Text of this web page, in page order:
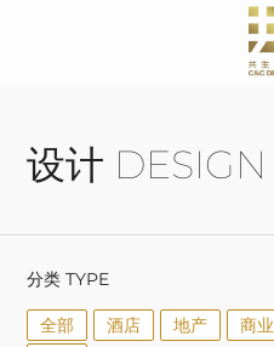
设计 DESIGN
分类 TYPE
全部 酒店 地产 商业